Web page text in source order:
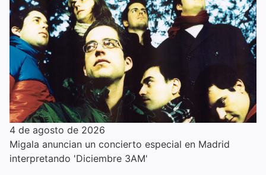
4 de agosto de 2026
Migala anuncian un concierto especial en Madrid
interpretando 'Diciembre 3AM'